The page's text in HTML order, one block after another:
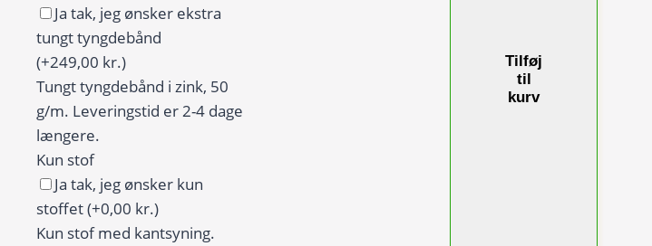
Ja tak, jeg ønsker ekstra
tungt tyngdebånd
(+249,00 kr.)
Tungt tyngdebånd i zink, 50
g/m. Leveringstid er 2-4 dage
længere.
Kun stof
Ja tak, jeg ønsker kun
stoffet(+0,00 kr.)
Kun stof med kantsyning.
Tilføj
til
kurv